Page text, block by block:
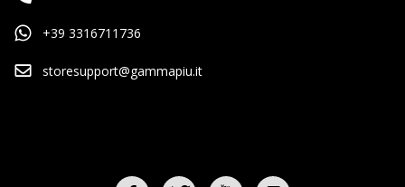
+39 3316711736
storesupport@gammapiu.it